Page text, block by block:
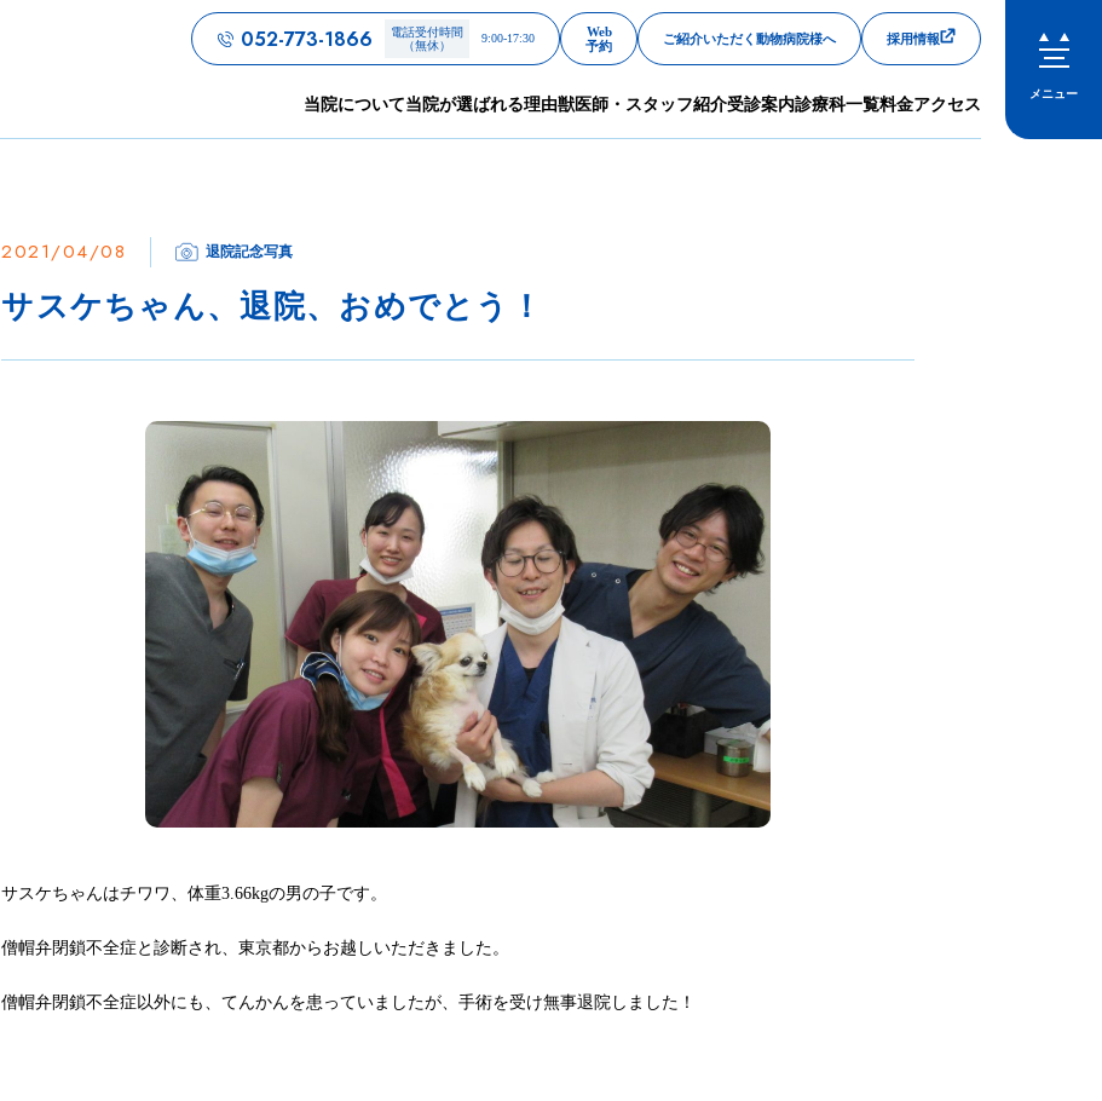
052-773-1866
電話受付時間
（無休）
9:00-17:30
Web
予約
ご紹介いただく動物病院様へ 採用情報
当院について当院が選ばれる理由獣医師・スタッフ紹介受診案内診療科一覧料金アクセス
メニュー
2021/04/08 退院記念写真
サスケちゃん、退院、おめでとう！
サスケちゃんはチワワ、体重3.66kgの男の子です。
僧帽弁閉鎖不全症と診断され、東京都からお越しいただきました。
僧帽弁閉鎖不全症以外にも、てんかんを患っていましたが、手術を受け無事退院しました！